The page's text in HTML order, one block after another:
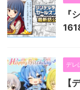
『
デレ
【